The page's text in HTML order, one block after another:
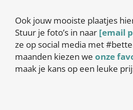
Ook jouw mooiste plaatjes
Stuur je foto’s in naar [email
ze op social media met
maanden kiezen we onze
maak je kans op een leuke